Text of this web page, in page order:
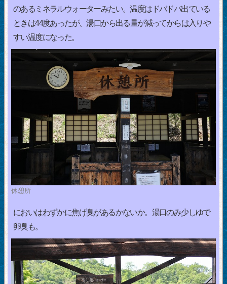
のあるミネラルウォーターみたい。温度はドバドバ出ている
ときは44度あったが、湯口から出る量が減ってからは入りや
すい温度になった。
休憩所
においはわずかに焦げ臭があるかないか。湯口のみ少しゆで
卵臭も。